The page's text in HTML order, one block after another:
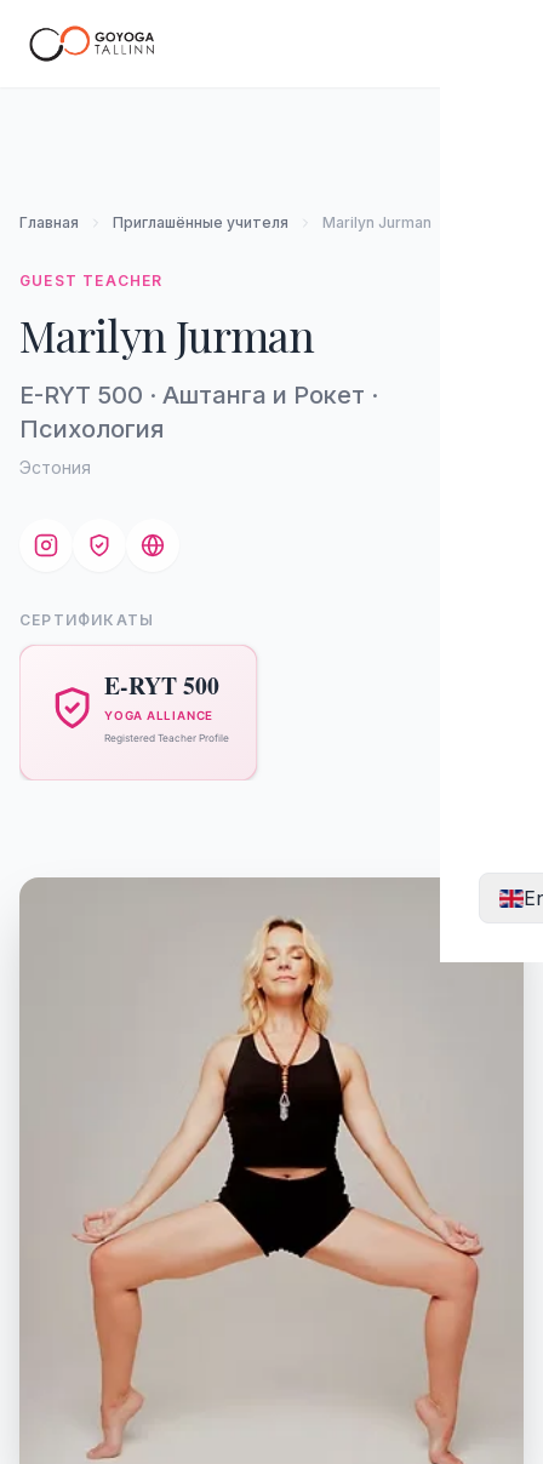
Главная Приглашённые учителя Marilyn Jurman
GUEST TEACHER
Marilyn Jurman
E-RYT 500 · Аштанга и Рокет ·
Психология
Эстония
СЕРТИФИКАТЫ